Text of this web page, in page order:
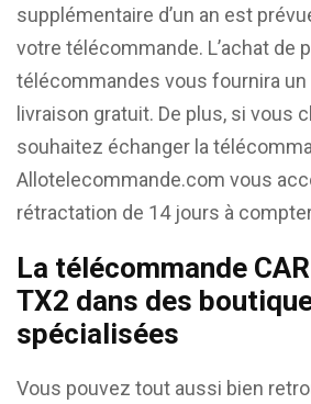
supplémentaire d’un an est
votre télécommande. L’achat de
télécommandes vous fournira un
livraison gratuit. De plus, si vous
souhaitez échanger la
Allotelecommande.com vous
rétractation de 14 jours à
La télécommande
TX2 dans des
spécialisées
Vous pouvez tout aussi bien